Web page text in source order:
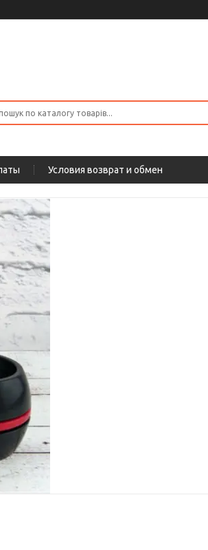
Условия возврат и обмен